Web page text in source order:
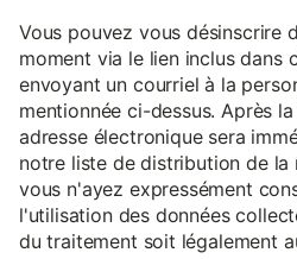
Vous pouvez vous désinscrire
moment via le lien inclus dans
envoyant un courriel à la
mentionnée ci-dessus. Après
adresse électronique sera
notre liste de distribution de la
vous n'ayez expressément
l'utilisation des données
du traitement soit légalement